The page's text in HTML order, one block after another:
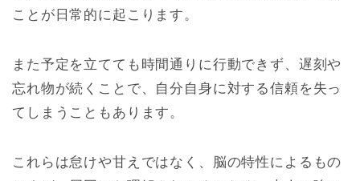
ことが日常的に起こります。
また予定を立てても時間通りに行動できず、遅刻や
忘れ物が続くことで、自分自身に対する信頼を失っ
てしまうこともあります。
これらは怠けや甘えではなく、脳の特性によるもの